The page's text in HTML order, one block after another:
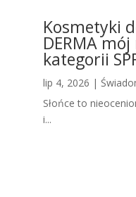
Kosmetyki
DERMA
kategorii
lip 4, 2026 |
Słońce to
i...